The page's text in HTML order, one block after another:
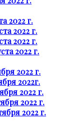
2022 г.
2022 г.
2022 г.
2022 г.
2022 г.
2022г.
2022 г.
2022 г.
2022 г.